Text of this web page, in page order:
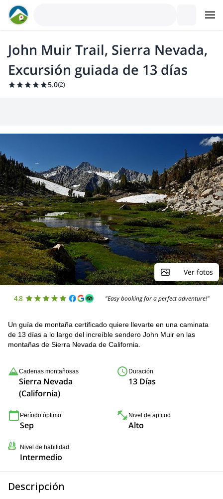
John Muir Trail, Sierra Nevada,
Excursión guiada de 13 días
5.0(2)
Ver fotos
4.8 "Easy booking for a perfect adventure!"
Un guía de montaña certificado quiere llevarte en una caminata
de 13 días a lo largo del increíble sendero John Muir en las
montañas de Sierra Nevada de California.
Cadenas montañosas
Sierra Nevada
(California)
Duración
13 Días
Período óptimo
Sep
Nivel de aptitud
Alto
Nivel de habilidad
Intermedio
Descripción